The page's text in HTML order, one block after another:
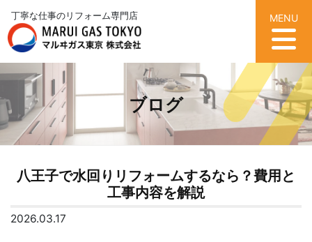
丁寧な仕事のリフォーム専門店 MENU
ブログ
八王子で水回りリフォームするなら？費用と
工事内容を解説
2026.03.17